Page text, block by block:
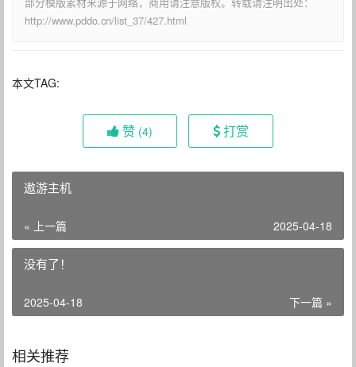
http://www.pddo.cn/list_37/427.html
本文TAG:
赞 (4) 打赏
遨游主机
« 上一篇 2025-04-18
没有了！
下一篇 »
2025-04-18
相关推荐